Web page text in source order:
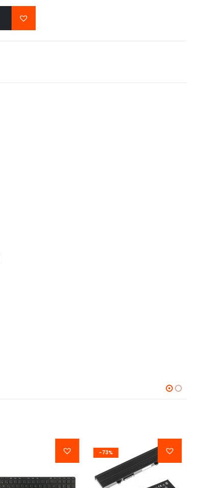
-41%